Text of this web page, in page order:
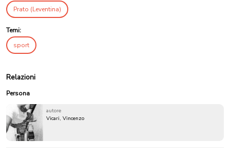
Prato (Leventina)
Temi:
sport
Relazioni
Persona
autore
Vicari, Vincenzo